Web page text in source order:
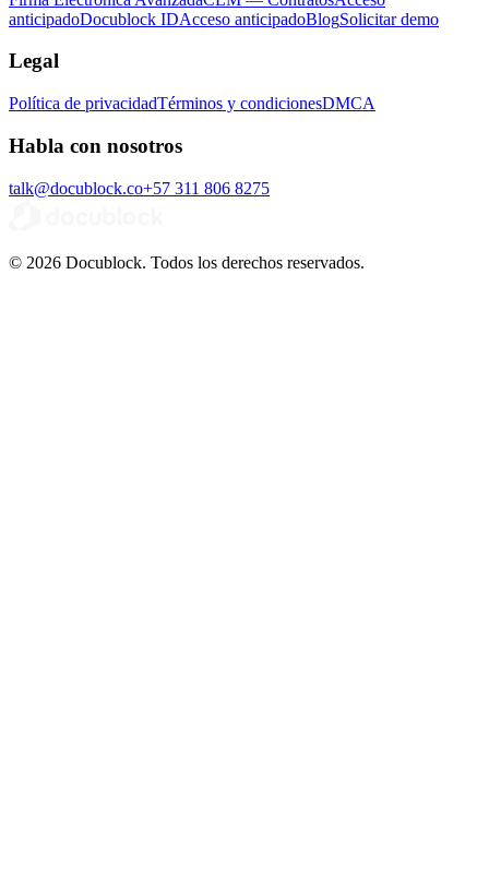
anticipadoDocublock IDAcceso anticipadoBlogSolicitar demo
Legal
Política de privacidadTérminos y condicionesDMCA
Habla con nosotros
talk@docublock.co+57 311 806 8275
© 2026 Docublock. Todos los derechos reservados.